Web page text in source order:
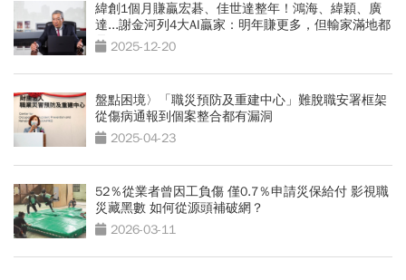
緯創1個月賺贏宏碁、佳世達整年！鴻海、緯穎、廣
達...謝金河列4大AI贏家：明年賺更多，但輸家滿地都
是 2025-12-20
盤點困境〉「職災預防及重建中心」難脫職安署框架
從傷病通報到個案整合都有漏洞
2025-04-23
52％從業者曾因工負傷 僅0.7％申請災保給付 影視職
災藏黑數 如何從源頭補破網？
2026-03-11